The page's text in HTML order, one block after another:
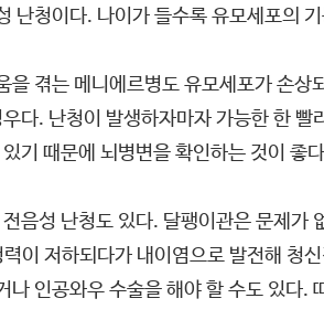
난청이다. 나이가 들수록 유모세포의
을 겪는 메니에르병도 유모세포가 손
다. 난청이 발생하자마자 가능한 한
기 때문에 뇌병변을 확인하는 것이 좋
음성 난청도 있다. 달팽이관은 문제가
이 저하되다가 내이염으로 발전해 청
나 인공와우 수술을 해야 할 수도 있다.